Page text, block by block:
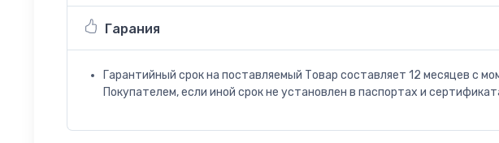
Гарания
Гарантийный срок на поставляемый Товар составляет 12 месяцев с
Покупателем, если иной срок не установлен в паспортах и